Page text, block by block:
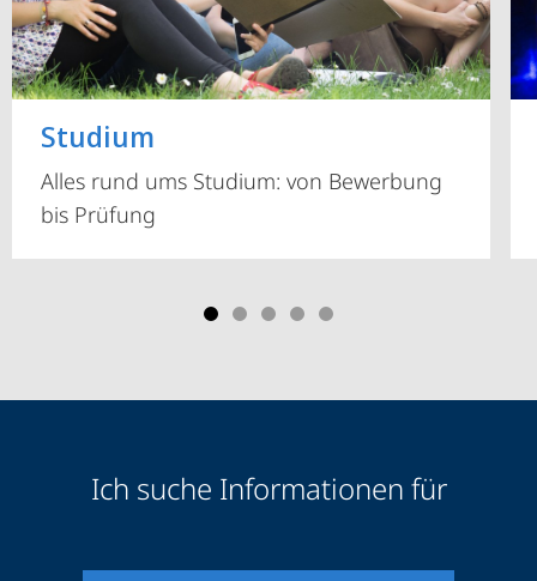
Studium
Alles rund ums Studium: von Bewerbung
bis Prüfung
Zielgruppeninformationen
Ich suche Informationen für